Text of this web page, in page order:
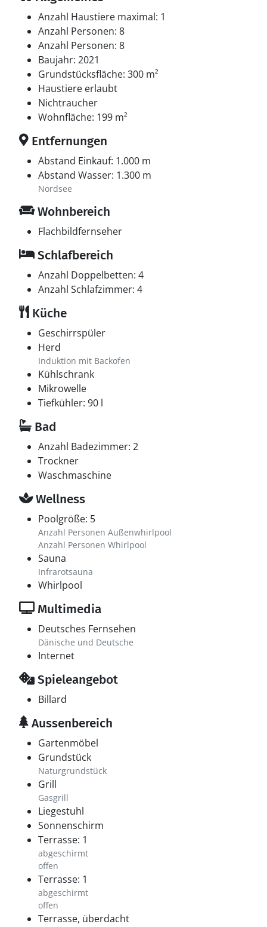
Anzahl Haustiere maximal: 1
Anzahl Personen: 8
Anzahl Personen: 8
Baujahr: 2021
Grundstücksfläche: 300 m²
Haustiere erlaubt
Nichtraucher
Wohnfläche: 199 m²
Entfernungen
Abstand Einkauf: 1.000 m
Abstand Wasser: 1.300 m
Nordsee
Wohnbereich
Flachbildfernseher
Schlafbereich
Anzahl Doppelbetten: 4
Anzahl Schlafzimmer: 4
Küche
Geschirrspüler
Herd
Induktion mit Backofen
Kühlschrank
Mikrowelle
Tiefkühler: 90 l
Bad
Anzahl Badezimmer: 2
Trockner
Waschmaschine
Wellness
Poolgröße: 5
Anzahl Personen Außenwhirlpool
Anzahl Personen Whirlpool
Sauna
Infrarotsauna
Whirlpool
Multimedia
Deutsches Fernsehen
Dänische und Deutsche
Internet
Spieleangebot
Billard
Aussenbereich
Gartenmöbel
Grundstück
Naturgrundstück
Grill
Gasgrill
Liegestuhl
Sonnenschirm
Terrasse: 1
abgeschirmt
offen
Terrasse: 1
abgeschirmt
offen
Terrasse, überdacht